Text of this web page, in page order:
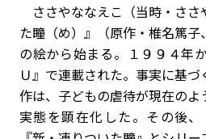
ささやななえこ（当時・ささ
た瞳（め）』（原作・椎名篤
の絵から始まる。１９９４年
Ｕ』で連載された。事実に基
作は、子どもの虐待が現在の
実態を顕在化した。その後、